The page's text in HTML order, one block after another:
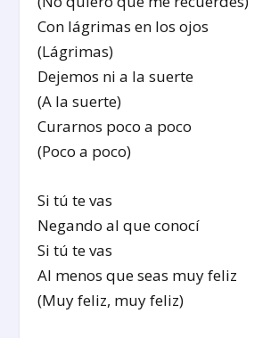
Con lágrimas en los ojos
(Lágrimas)
Dejemos ni a la suerte
(A la suerte)
Curarnos poco a poco
(Poco a poco)
Si tú te vas
Negando al que conocí
Si tú te vas
Al menos que seas muy feliz
(Muy feliz, muy feliz)